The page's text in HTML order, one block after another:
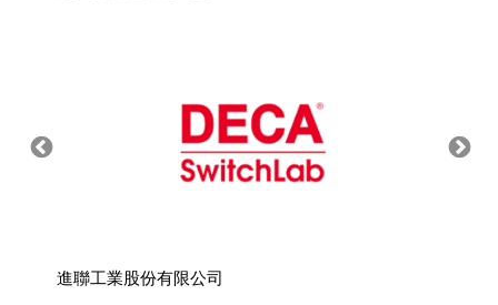
進聯工業股份有限公司